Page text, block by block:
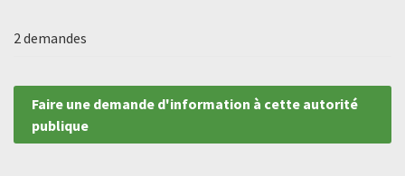
2 demandes
Faire une demande d'information à cette autorité
publique